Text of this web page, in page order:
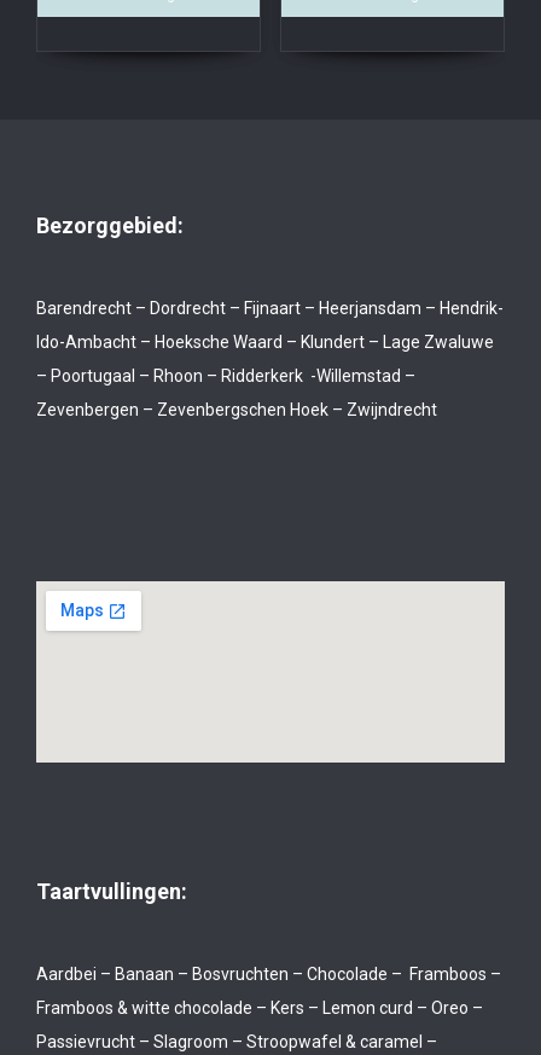
Bezorggebied:
Barendrecht – Dordrecht – Fijnaart – Heerjansdam – Hendrik-
Ido-Ambacht – Hoeksche Waard – Klundert – Lage Zwaluwe
– Poortugaal – Rhoon – Ridderkerk -Willemstad –
Zevenbergen – Zevenbergschen Hoek – Zwijndrecht
Taartvullingen:
Aardbei – Banaan – Bosvruchten – Chocolade – Framboos –
Framboos & witte chocolade – Kers – Lemon curd – Oreo –
Passievrucht – Slagroom – Stroopwafel & caramel –